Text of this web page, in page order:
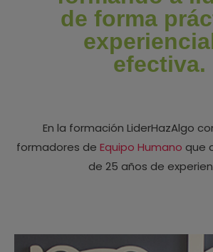
de forma
efectiva.
En la formación LiderHazAlgo
formadores de Equipo Humano que
de 25 años de